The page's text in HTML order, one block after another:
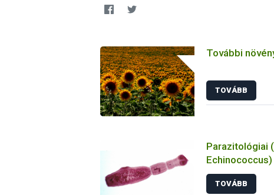
További
TOVÁBB
Parazitológiai
TOVÁBB